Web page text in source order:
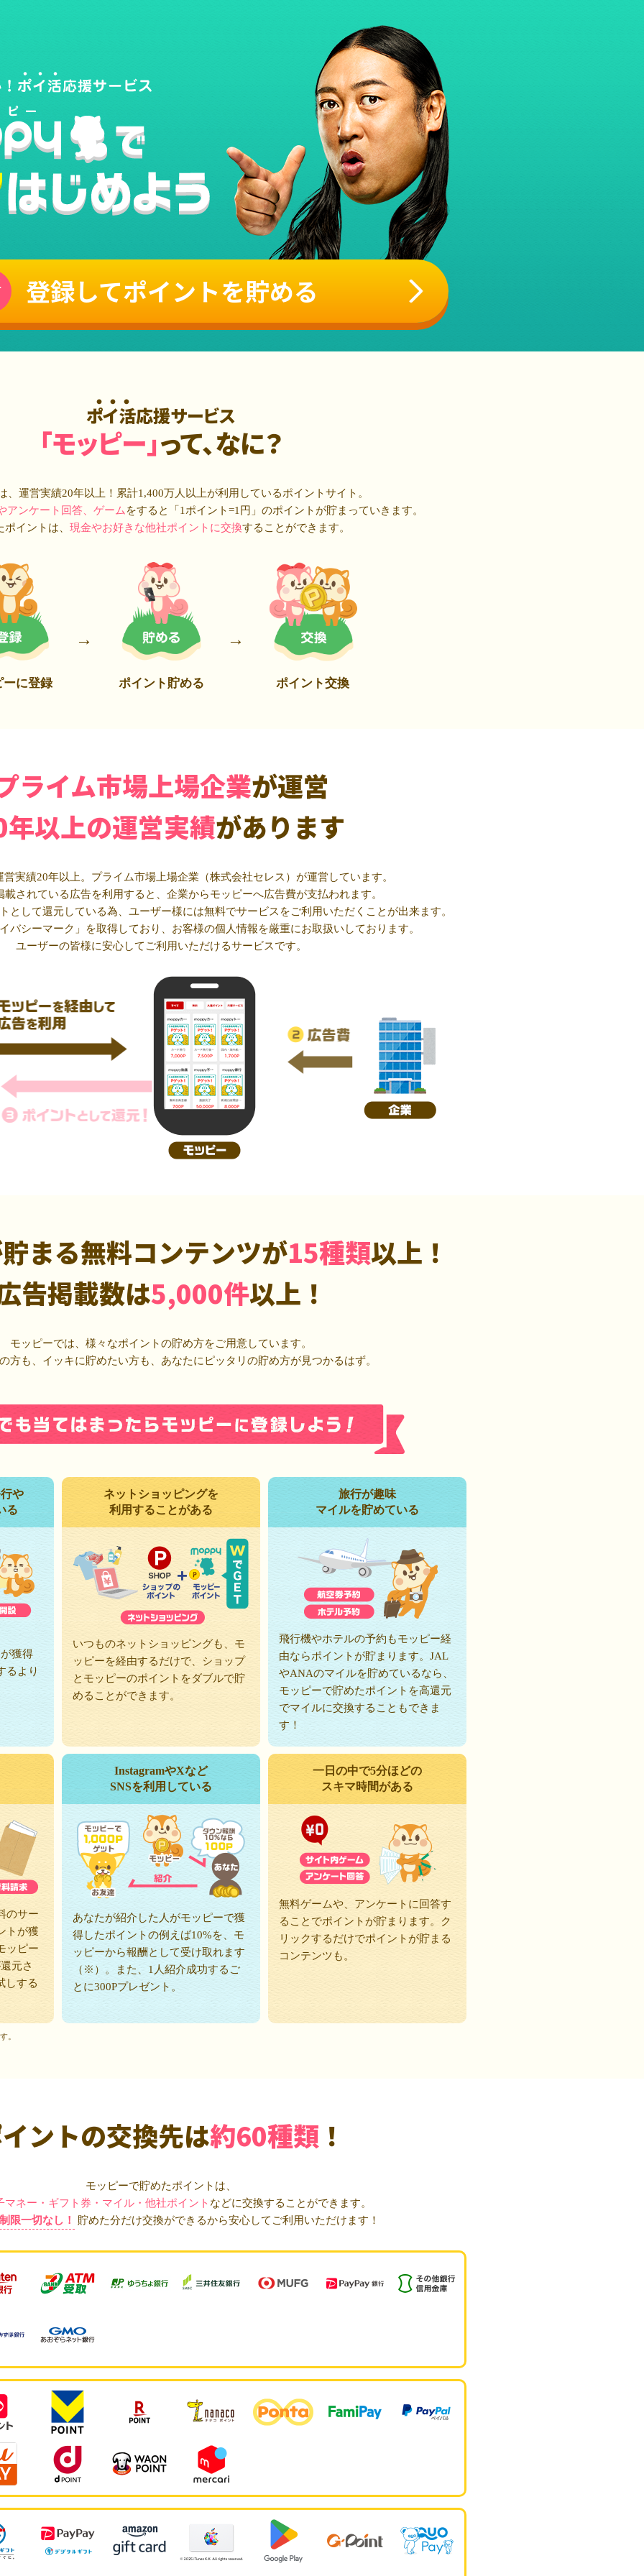
登録してポイントを貯める
ポイ活応援サービス
「モッピー」って、なに？
、運営実績20年以上！累計1,400万人 以上が利用しているポイントサイト。
アンケート回答、ゲーム をすると「1ポイント=1円」のポイントが貯まっていきます。
ポイントは、 現金やお好きな他社ポイントに交換することができます。
ーに登録 ポイント貯める ポイント交換
ライム市場上場企業が運営
以上の運営実績があります
実績20年以上。プライム市場上場企業（株式会社セレス）が運営しています。
載されている広告を利用すると、企業からモッピーへ広告費が支払われます。
として還元している為、ユーザー様には無料でサービスをご利用いただくことが出来ます。
バシーマーク」を取得しており、お客様の個人情報を厳重にお取扱いしております。
ユーザーの皆様に安心してご利用いただけるサービスです。
まる無料コンテンツが15種類以上！
告掲載数は5,000件以上！
モッピーでは、様々なポイントの貯め方をご用意しています。
方も、イッキに貯めたい方も、あなたにピッタリの貯め方が見つかるはず。
や
る
獲得
るより
ネットショッピングを
利用することがある
いつものネットショッピングも、モ
ッピーを経由するだけで、ショップ
とモッピーのポイントをダブルで貯
めることができます。
旅行が趣味
マイルを貯めている
飛行機やホテルの予約もモッピー経
由ならポイントが貯まります。JAL
やANAのマイルを貯めているなら、
モッピーで貯めたポイントを高還元
でマイルに交換することもできま
す！
のサー
トが獲
ッピー
元さ
しする
InstagramやXなど
SNSを利用している
あなたが紹介した人がモッピーで獲
得したポイントの例えば10%を、モ
ッピーから報酬として受け取れます
（※）。また、1人紹介成功するご
とに300Pプレゼント。
一日の中で5分ほどの
スキマ時間がある
無料ゲームや、アンケートに回答す
ることでポイントが貯まります。ク
リックするだけでポイントが貯まる
コンテンツも。
。
ントの交換先は約60種類 ！
モッピーで貯めたポイントは、
マネー・ギフト券・マイル・他社ポイント などに交換することができます。
限一切なし！
貯めた分だけ交換ができるから安心してご利用いただけます！